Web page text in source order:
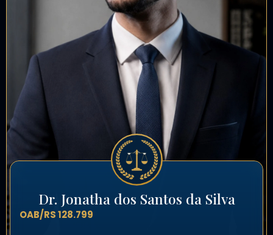
Dr. Jonatha dos Santos da Silva
OAB/RS 128.799